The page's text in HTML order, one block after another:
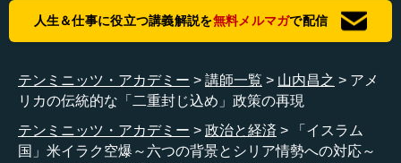
ショナリズムのあたかも代表であるかのように主張してい
ることです。自分たちこそスンナ派アラブとイスラムの正
ところが、このイスラム国は、北イラクを占領したとき
に、トルコの外交官たちを４０数名拘束し、彼らを監禁し
たままです。トルコは、このイスラム国に対して比較的柔
人生＆仕事に役立つ講義解説を無料メルマガで配信
テンミニッツ・アカデミー 講師一覧 山内昌之
アメ
リカの伝統的な「二重封じ込め」政策の再現
テンミニッツ・アカデミー
政治と経済
「イスラム
国」米イラク空爆～六つの背景とシリア情勢への対応～